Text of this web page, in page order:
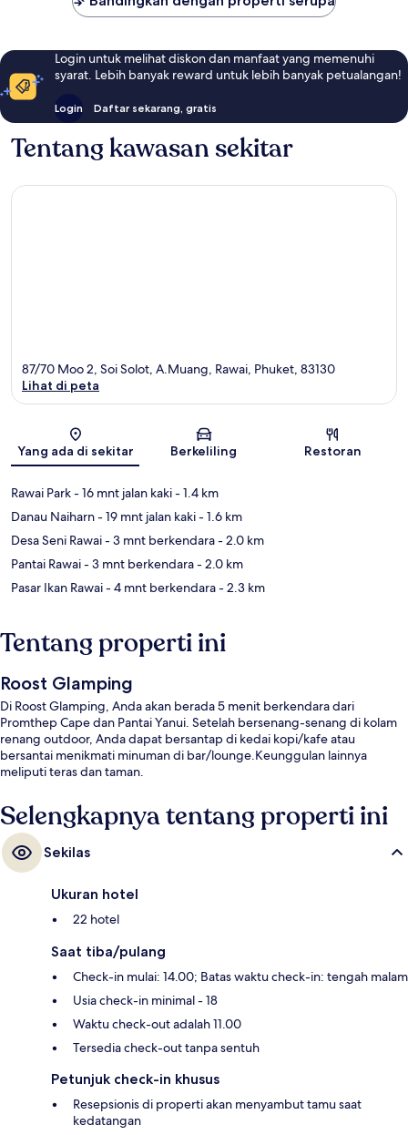
Login untuk melihat diskon dan manfaat yang memenuhi
syarat. Lebih banyak reward untuk lebih banyak petualangan!
Login Daftar sekarang, gratis
Tentang kawasan sekitar
Peta
87/70 Moo 2, Soi Solot, A.Muang, Rawai, Phuket, 83130
Lihat di peta
Yang ada di sekitar Berkeliling Restoran
Rawai Park- 16 mnt jalan kaki- 1.4 km
Danau Naiharn- 19 mnt jalan kaki- 1.6 km
Desa Seni Rawai- 3 mnt berkendara- 2.0 km
Pantai Rawai- 3 mnt berkendara- 2.0 km
Pasar Ikan Rawai- 4 mnt berkendara- 2.3 km
Tentang properti ini
Roost Glamping
Di Roost Glamping, Anda akan berada 5 menit berkendara dari
Promthep Cape dan Pantai Yanui. Setelah bersenang-senang di kolam
renang outdoor, Anda dapat bersantap di kedai kopi/kafe atau
bersantai menikmati minuman di bar/lounge.Keunggulan lainnya
meliputi teras dan taman.
Selengkapnya tentang properti ini
Sekilas
Ukuran hotel
22 hotel
Saat tiba/pulang
Check-in mulai: 14.00; Batas waktu check-in: tengah malam
Usia check-in minimal - 18
Waktu check-out adalah 11.00
Tersedia check-out tanpa sentuh
Petunjuk check-in khusus
Resepsionis di properti akan menyambut tamu saat
kedatangan